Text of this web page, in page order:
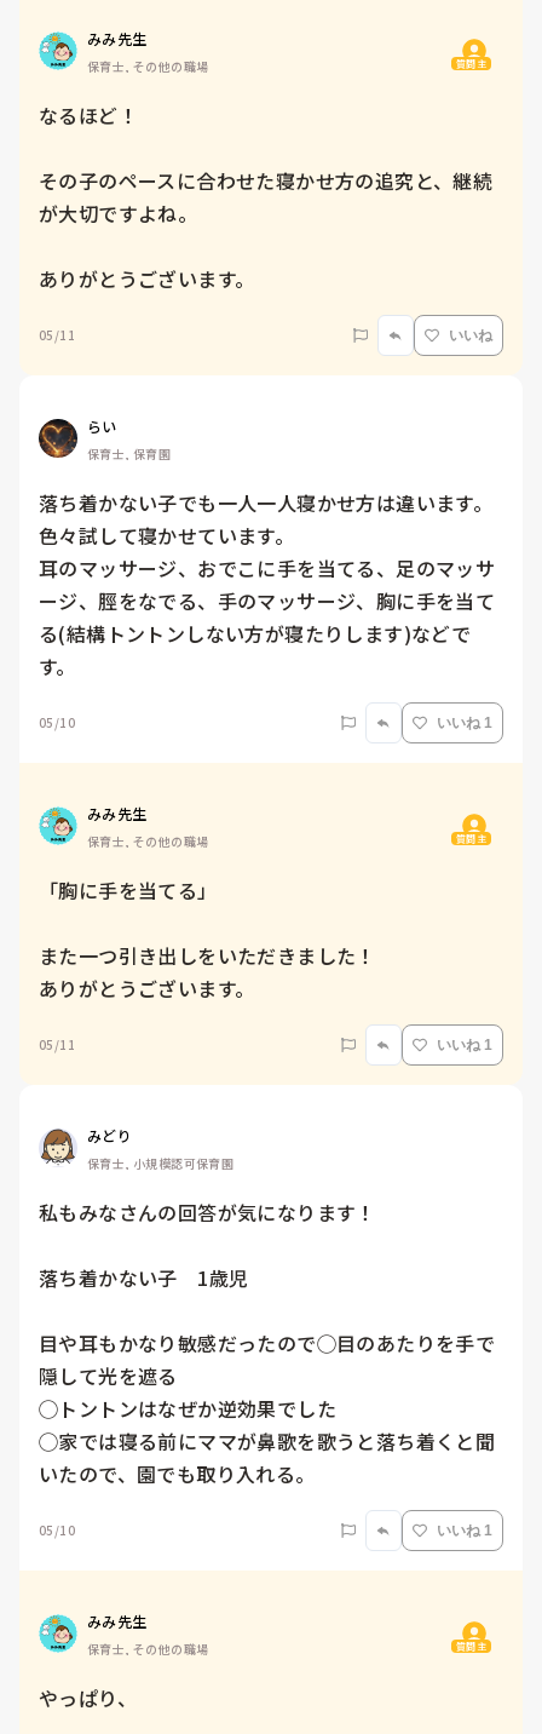
みみ先生
保育士, その他の職場 質問主
なるほど！
その子のペースに合わせた寝かせ方の追究と、継続
が大切ですよね。
ありがとうございます。
05/11 いいね
らい
保育士, 保育園
落ち着かない子でも一人一人寝かせ方は違います。
色々試して寝かせています。
耳のマッサージ、おでこに手を当てる、足のマッサ
ージ、脛をなでる、手のマッサージ、胸に手を当て
る(結構トントンしない方が寝たりします)などで
す。
05/10 いいね 1
みみ先生
保育士, その他の職場 質問主
「胸に手を当てる」
また一つ引き出しをいただきました！
05/11 いいね 1
みどり
保育士, 小規模認可保育園
私もみなさんの回答が気になります！
落ち着かない子　1歳児
目や耳もかなり敏感だったので◯目のあたりを手で
隠して光を遮る
◯トントンはなぜか逆効果でした
◯家では寝る前にママが鼻歌を歌うと落ち着くと聞
いたので、園でも取り入れる。
05/10 いいね 1
みみ先生
保育士, その他の職場 質問主
やっぱり、